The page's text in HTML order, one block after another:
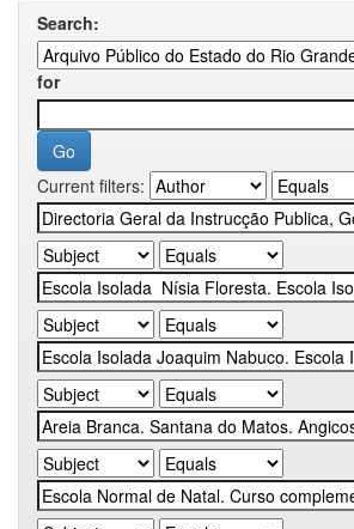
Search:
for
Current filters: